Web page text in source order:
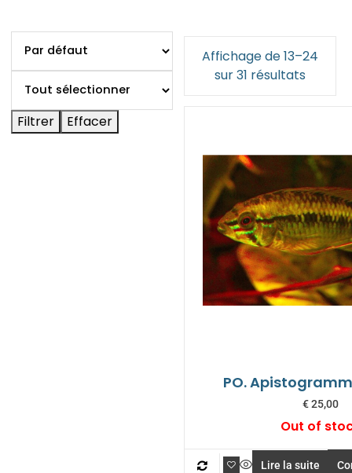
Filtrer Effacer
Affichage de 13–24
sur 31 résultats
PO.
€25,00
Out of
Lire la suite